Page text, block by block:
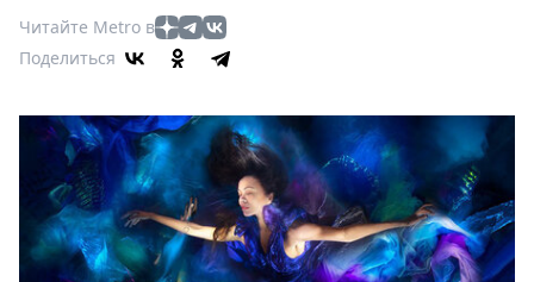
Кино
Афиша
Выставки
Пресс-
релизы
О
Metro
Читайте Metro в
Поделиться